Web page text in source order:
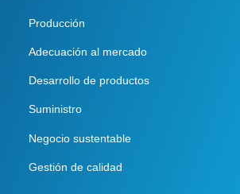
Producción
Adecuación al mercado
Desarrollo de productos
Suministro
Negocio sustentable
Gestión de calidad